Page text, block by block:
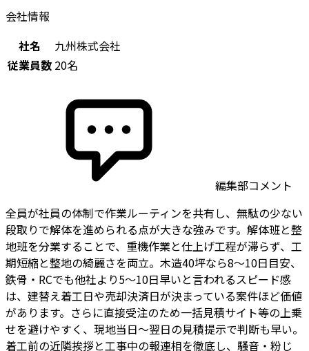
会社情報
社名
九州株式会社
従業員数 20名
編集部コメント
全員が社員の体制で作業ルーティンを共有し、無駄の少ない
段取りで解体を進められる点が大きな強みです。解体班と整
地班を分業することで、重機作業と仕上げ工程が滞らず、工
期短縮と整地の綺麗さを両立。木造40坪なら8〜10日目安、
鉄骨・RCでも他社より5〜10日早いと言われるスピード感
は、建替え着工日や売却決済日が決まっている案件ほど価値
があります。さらに直接受注のため一括見積サイト等の上乗
せを避けやすく、現地当日〜翌日の見積提示で判断も早い。
着工前の近隣挨拶と工事中の報連相を徹底し、騒音・粉じ